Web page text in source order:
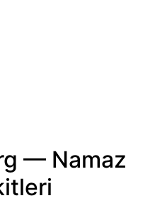
— Namaz